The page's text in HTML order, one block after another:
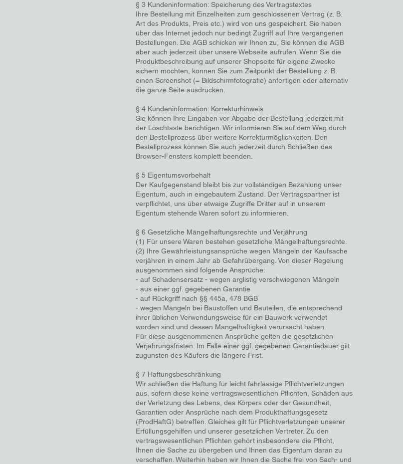
§ 3 Kundeninformation: Speicherung des Vertragstextes
Ihre Bestellung mit Einzelheiten zum geschlossenen Vertrag (z. B.
Art des Produkts, Preis etc.) wird von uns gespeichert. Sie haben
über das Internet jedoch nur bedingt Zugriff auf Ihre vergangenen
Bestellungen. Die AGB schicken wir Ihnen zu, Sie können die AGB
aber auch jederzeit über unsere Webseite aufrufen. Wenn Sie die
Produktbeschreibung auf unserer Shopseite für eigene Zwecke
sichern möchten, können Sie zum Zeitpunkt der Bestellung z. B.
einen Screenshot (= Bildschirmfotografie) anfertigen oder alternativ
die ganze Seite ausdrucken.
§ 4 Kundeninformation: Korrekturhinweis
Sie können Ihre Eingaben vor Abgabe der Bestellung jederzeit mit
der Löschtaste berichtigen. Wir informieren Sie auf dem Weg durch
den Bestellprozess über weitere Korrekturmöglichkeiten. Den
Bestellprozess können Sie auch jederzeit durch Schließen des
Browser-Fensters komplett beenden.
§ 5 Eigentumsvorbehalt
Der Kaufgegenstand bleibt bis zur vollständigen Bezahlung unser
Eigentum, auch in eingebautem Zustand. Der Vertragspartner ist
verpflichtet, uns über etwaige Zugriffe Dritter auf in unserem
Eigentum stehende Waren sofort zu informieren.
§ 6 Gesetzliche Mängelhaftungsrechte und Verjährung
(1) Für unsere Waren bestehen gesetzliche Mängelhaftungsrechte.
(2) Ihre Gewährleistungsansprüche wegen Mängeln der Kaufsache
verjähren in einem Jahr ab Gefahrübergang. Von dieser Regelung
ausgenommen sind folgende Ansprüche:
- auf Schadensersatz - wegen arglistig verschwiegenen Mängeln
- aus einer ggf. gegebenen Garantie
- auf Rückgriff nach §§ 445a, 478 BGB
- wegen Mängeln bei Baustoffen und Bauteilen, die entsprechend
ihrer üblichen Verwendungsweise für ein Bauwerk verwendet
worden sind und dessen Mangelhaftigkeit verursacht haben.
Für diese ausgenommenen Ansprüche gelten die gesetzlichen
Verjährungsfristen. Im Falle einer ggf. gegebenen Garantiedauer gilt
zugunsten des Käufers die längere Frist.
§ 7 Haftungsbeschränkung
Wir schließen die Haftung für leicht fahrlässige Pflichtverletzungen
aus, sofern diese keine vertragswesentlichen Pflichten, Schäden aus
der Verletzung des Lebens, des Körpers oder der Gesundheit,
Garantien oder Ansprüche nach dem Produkthaftungsgesetz
(ProdHaftG) betreffen. Gleiches gilt für Pflichtverletzungen unserer
Erfüllungsgehilfen und unserer gesetzlichen Vertreter. Zu den
vertragswesentlichen Pflichten gehört insbesondere die Pflicht,
Ihnen die Sache zu übergeben und Ihnen das Eigentum daran zu
verschaffen. Weiterhin haben wir Ihnen die Sache frei von Sach- und